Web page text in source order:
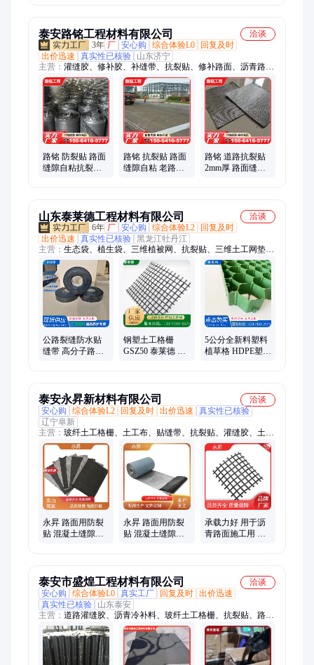
泰安路铭工程材料有限公司
洽谈
3年 厂 安心购 综合体验L0
回复及时
出价迅速
真实性已核验
山东济宁
主营： 灌缝胶、修补胶、补缝带、抗裂贴、修补路面、沥青路
面、防裂贴、填缝胶、修补带、混凝土、补缝胶、网裂贴、沥青
条、密封胶、贴缝带、压缝带、裂缝贴、裂缝带、纤维格栅、填
缝材料、防裂卷材、改性沥青、沥青胶泥、道路防裂、沥青路养
路铭 防裂贴 路面
缝隙自粘抗裂贴
路铭 抗裂贴 路面
缝隙自粘 老路翻
路铭 道路抗裂贴
2mm厚 路面缝隙
山东泰莱德工程材料有限公司
洽谈
6年 厂 安心购 综合体验L2
回复及时
出价迅速
真实性已核验 黑龙江牡丹江
主营： 生态袋、植生袋、三维植被网、抗裂贴、三维土工网垫、
防裂贴、软式透水管、钢塑土工格栅、土工格室、玻纤土工格
栅、土工布、椰丝毯、排水板、塑料排水盲沟管、植草格、土工
膜、灌缝胶
公路裂缝防水贴
缝带 高分子路面
钢塑土工格栅
GSZ50 泰莱德 增
5公分全新料塑料
植草格 HDPE塑料
泰安永昇新材料有限公司
洽谈
安心购
综合体验L2 回复及时 出价迅速
真实性已核验
辽宁阜新
主营： 玻纤土工格栅、土工布、贴缝带、抗裂贴、灌缝胶、土工
格室、植草格、土工膜、复合土工膜、生态袋、植生袋
永昇 路面用防裂
贴 混凝土缝隙修
永昇 路面用防裂
贴 混凝土缝隙修
承载力好 用于沥
青路面施工用 双
泰安市盛煌工程材料有限公司
洽谈
安心购
综合体验L0 真实工厂 回复及时 出价迅速
真实性已核验
山东泰安
主营： 道路灌缝胶、沥青冷补料、玻纤土工格栅、抗裂贴、路面
贴缝带、塑料土工格栅、钢塑土工格栅、沥青砂、土工布、土工
膜